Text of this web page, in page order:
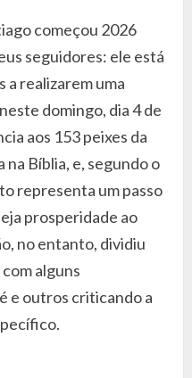
começou 2026
seguidores: ele está
a realizarem uma
domingo, dia 4 de
aos 153 peixes da
Bíblia, e, segundo o
representa um passo
prosperidade ao
no entanto, dividiu
alguns
e outros criticando a